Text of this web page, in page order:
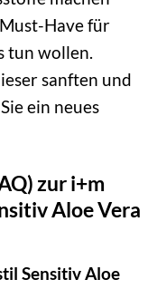
Have für
tun wollen.
sanften und
ein neues
zur i+m
Aloe Vera
Sensitiv Aloe